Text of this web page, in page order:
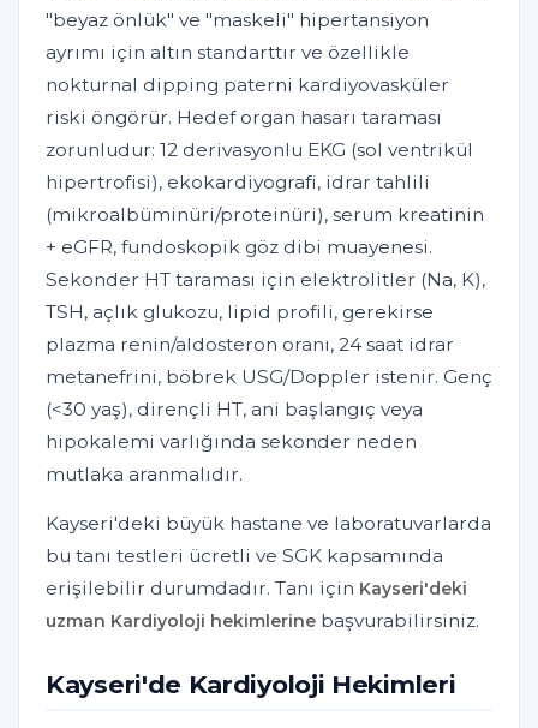
"beyaz önlük" ve "maskeli" hipertansiyon
ayrımı için altın standarttır ve özellikle
nokturnal dipping paterni kardiyovasküler
riski öngörür. Hedef organ hasarı taraması
zorunludur: 12 derivasyonlu EKG (sol ventrikül
hipertrofisi), ekokardiyografi, idrar tahlili
(mikroalbüminüri/proteinüri), serum kreatinin
+ eGFR, fundoskopik göz dibi muayenesi.
Sekonder HT taraması için elektrolitler (Na, K),
TSH, açlık glukozu, lipid profili, gerekirse
plazma renin/aldosteron oranı, 24 saat idrar
metanefrini, böbrek USG/Doppler istenir. Genç
(<30 yaş), dirençli HT, ani başlangıç veya
hipokalemi varlığında sekonder neden
mutlaka aranmalıdır.
Kayseri'deki büyük hastane ve laboratuvarlarda
bu tanı testleri ücretli ve SGK kapsamında
erişilebilir durumdadır. Tanı için Kayseri'deki
uzman Kardiyoloji hekimlerine başvurabilirsiniz.
Kayseri'de Kardiyoloji Hekimleri